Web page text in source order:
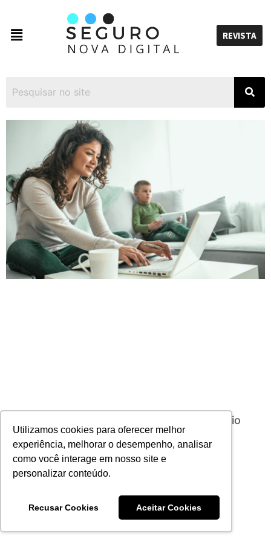
Utilizamos cookies para oferecer melhor
experiência, melhorar o desempenho, analisar
como você interage em nosso site e
personalizar conteúdo.
Recusar Cookies Aceitar Cookies
REVISTA
Cobertura Escritório em Casa de Funcionário
cresce 24% em 2020, diz seguradora
06/05/2021 Nenhum comentário
Leia mais